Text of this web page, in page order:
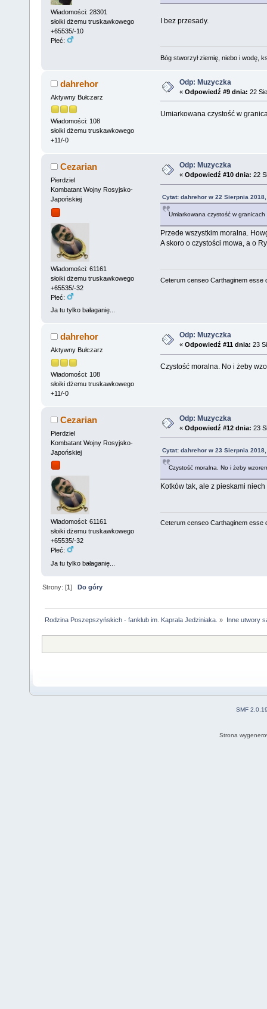
Wiadomości: 28301
słoiki dżemu truskawkowego
+65535/-10
Płeć:
I bez przesady.
Bóg stworzył ziemię, niebo i wodę,
dahrehor
Aktywny Bułczarz
Wiadomości: 108
słoiki dżemu truskawkowego
+11/-0
Odp: Muzyczka
« Odpowiedź #9 dnia: 22
Umiarkowana czystość w
Cezarian
Pierdziel
Kombatant Wojny Rosyjsko-
Japońskiej
Wiadomości: 61161
słoiki dżemu truskawkowego
+65535/-32
Płeć:
Ja tu tylko bałaganię...
Odp: Muzyczka
« Odpowiedź #10 dnia: 22
Cytat: dahrehor w 22 Sierpnia
Umiarkowana czystość w granicach
Przede wszystkim moralna.
A skoro o czystości mowa, a o
Ceterum censeo Carthaginem esse
dahrehor
Aktywny Bułczarz
Wiadomości: 108
słoiki dżemu truskawkowego
+11/-0
Odp: Muzyczka
« Odpowiedź #11 dnia: 23
Czystość moralna. No i żeby
Cezarian
Pierdziel
Kombatant Wojny Rosyjsko-
Japońskiej
Wiadomości: 61161
słoiki dżemu truskawkowego
+65535/-32
Płeć:
Ja tu tylko bałaganię...
Odp: Muzyczka
« Odpowiedź #12 dnia: 23
Cytat: dahrehor w 23 Sierpnia
Czystość moralna. No i żeby
Kotków tak, ale z pieskami
Ceterum censeo Carthaginem esse
Strony: [1]Do góry
Rodzina Poszepszyńskich - fanklub im. Kaprala Jedziniaka. » Inne utwory
SMF
Strona